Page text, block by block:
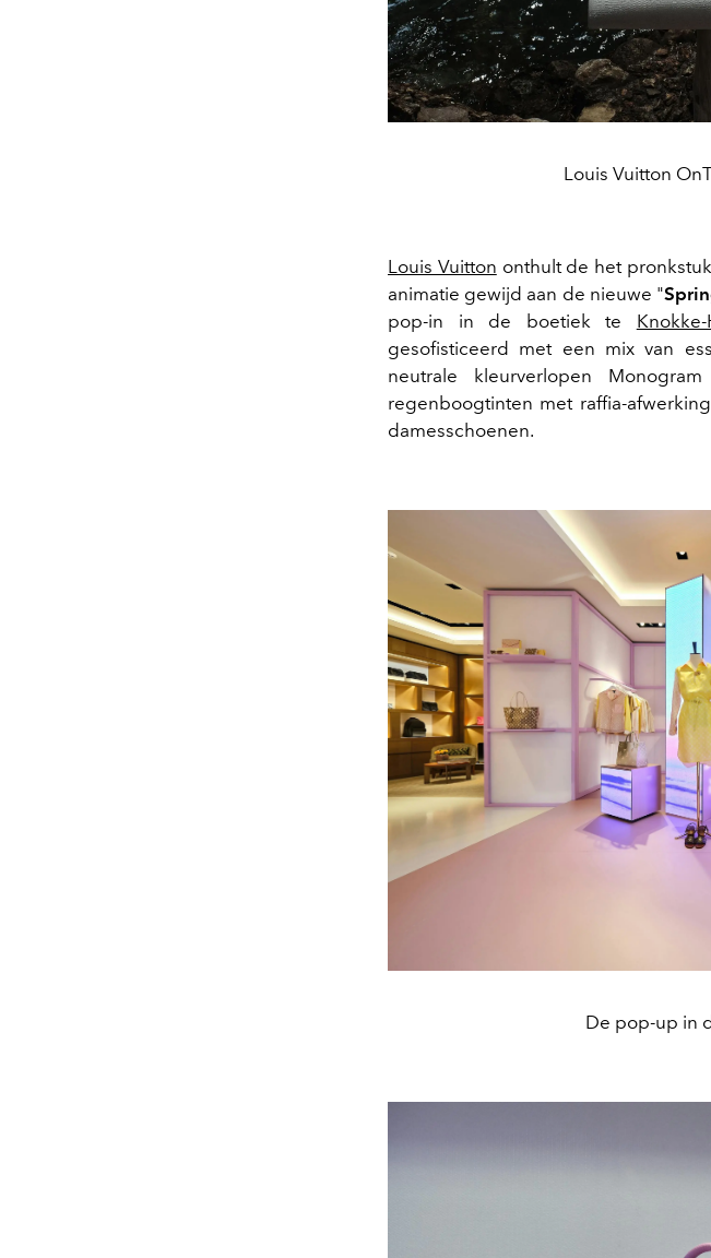
Louis Vuitton
Louis Vuitton onthult de het
animatie gewijd aan de nieuwe "
pop-in in de boetiek te Knokke-
gesofisticeerd met een mix van
neutrale kleurverlopen
regenboogtinten met raffia-
damesschoenen.
De pop-up in